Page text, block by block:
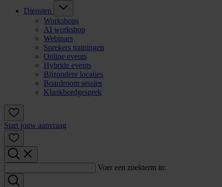
Diensten
Workshops
AI workshop
Webinars
Sprekers trainingen
Online events
Hybride events
Bijzondere locaties
Boardroom sessies
Klankbordgesprek
Start jouw aanvraag
Voer een zoekterm in: